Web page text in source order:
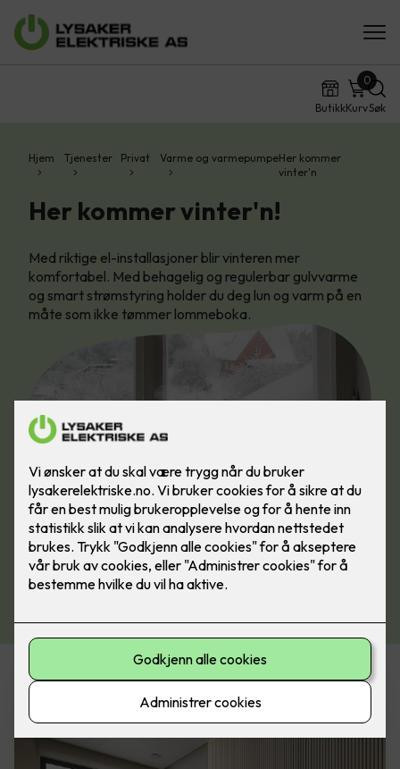
ButikkKurv
0
Søk
Hjem Tjenester Privat Varme og varmepumpeHer kommer
vinter'n
Her kommer vinter'n!
Med riktige el-installasjoner blir vinteren mer
komfortabel. Med behagelig og regulerbar gulvvarme
og smart strømstyring holder du deg lun og varm på en
måte som ikke tømmer lommeboka.
Varmeprodukter i vår nettbutikk